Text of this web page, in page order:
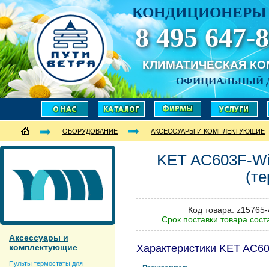
КОНДИЦИОНЕРЫ
8 495 647-
КЛИМАТИЧЕСКАЯ
ОФИЦИАЛЬНЫЙ
ОБОРУДОВАНИЕ АКСЕССУАРЫ И КОМПЛЕКТУЮЩИЕ
Аксессуары и
комплектующие
Пульты термостаты для
KET AC603F-
Код товара:
Срок поставки товара
Характеристики KET